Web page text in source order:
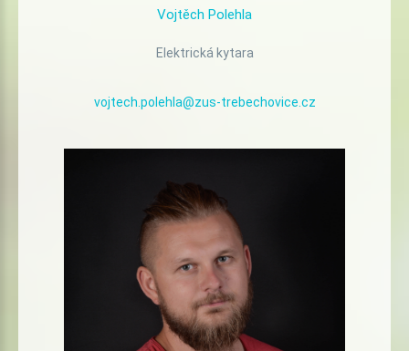
Vojtěch Polehla
Elektrická kytara
vojtech.polehla@zus-trebechovice.cz